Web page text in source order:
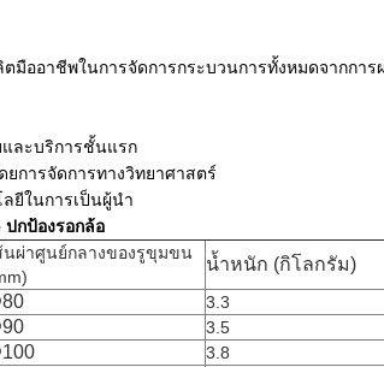
ออาชีพในการจัดการกระบวนการทั้งหมดจากก
และบริการชั้นแรก
การจัดการทางวิทยาศาสตร์
ยีในการเป็นผู้นำ
กป้องรอกล้อ
นผ่าศูนย์กลางของรูขุมขน
น้ำหนัก (กิโลกรัม)
3.3
3.5
3.8